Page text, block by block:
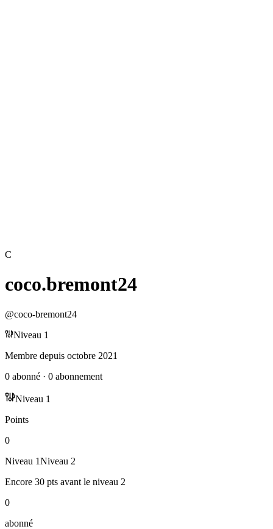
C
coco.bremont24
@coco-bremont24
Niveau 1
Membre depuis octobre 2021
0 abonné · 0 abonnement
Niveau 1
Points
0
Niveau 1Niveau 2
Encore 30 pts avant le niveau 2
0
abonné